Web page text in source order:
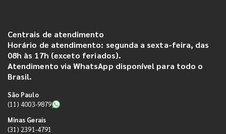
Centrais de atendimento
Horário de atendimento: segunda a sexta-feira, das
08h às 17h (exceto feriados).
Atendimento via WhatsApp disponível para todo o
Brasil.
São Paulo
(11) 4003-9879
Minas Gerais
(31) 2391-4791